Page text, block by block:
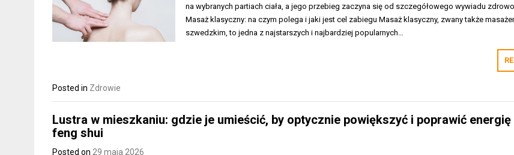
na wybranych partiach ciała, a jego przebieg zaczyna się od szczegółowego wywiadu
Masaż klasyczny: na czym polega i jaki jest cel zabiegu Masaż klasyczny, zwany także
szwedzkim, to jedna z najstarszych i najbardziej popularnych…
Posted in Zdrowie
Lustra w mieszkaniu: gdzie je umieścić, by optycznie powiększyć i poprawić energię
feng shui
Posted on 29 maja 2026